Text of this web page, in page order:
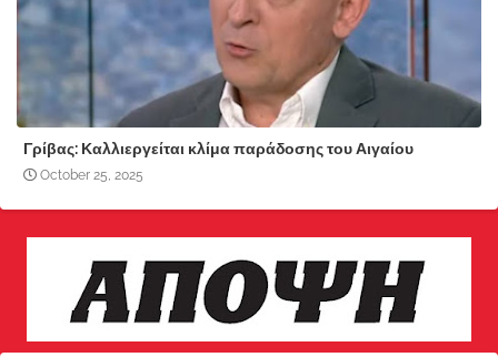
Γρίβας: Καλλιεργείται κλίμα παράδοσης του Αιγαίου
October 25, 2025